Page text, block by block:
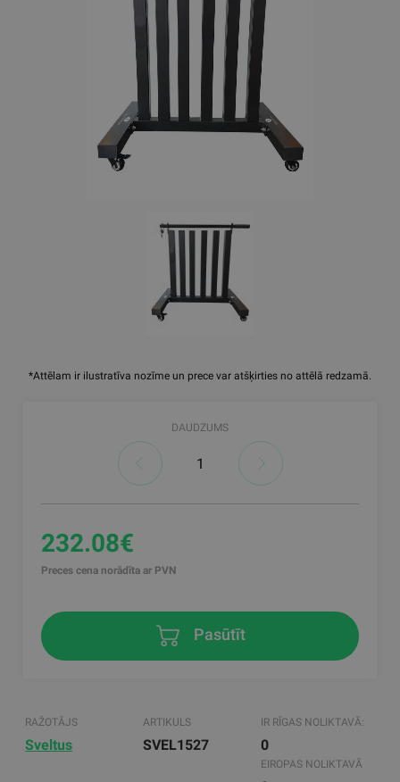
*Attēlam ir ilustratīva nozīme un prece var atšķirties no attēlā redzamā.
DAUDZUMS
232.08€
Preces cena norādīta ar PVN
Pasūtīt
RAŽOTĀJS
Sveltus
ARTIKULS
SVEL1527
IR RĪGAS NOLIKTAVĀ:
0
EIROPAS NOLIKTAVĀ